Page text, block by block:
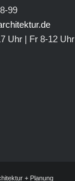
99
Uhr | Fr 8-12 Uhr
+ Planung